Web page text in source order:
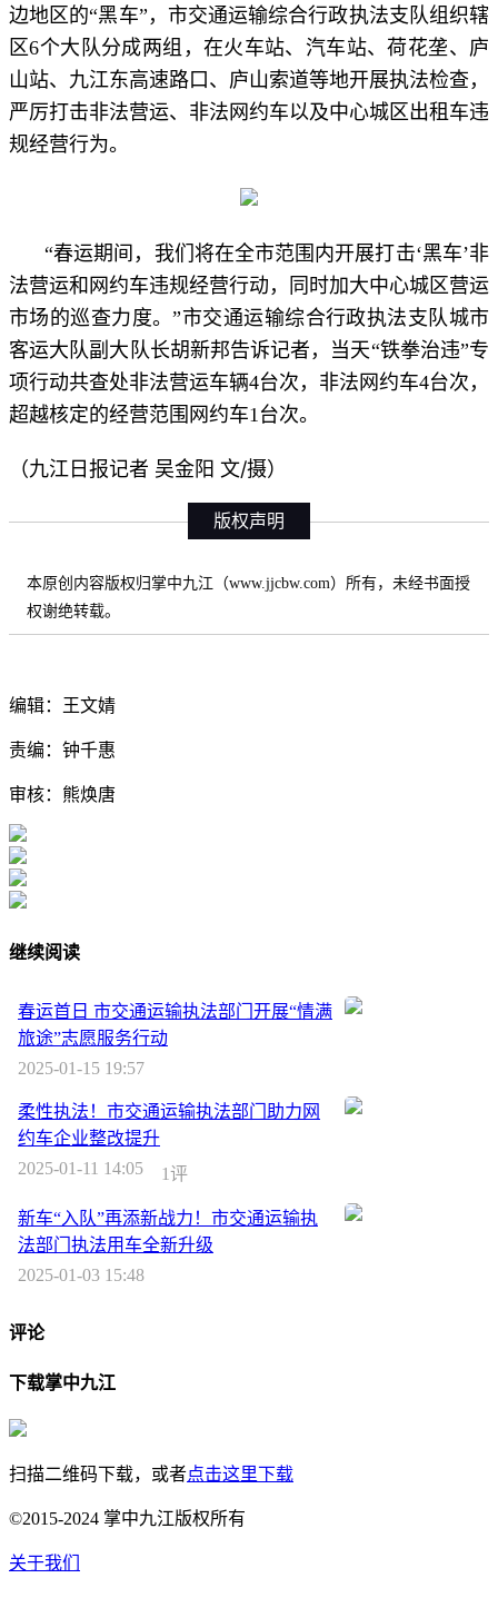
边地区的“黑车”，市交通运输综合行政执法支队组织辖
区6个大队分成两组，在火车站、汽车站、荷花垄、庐
山站、九江东高速路口、庐山索道等地开展执法检查，
严厉打击非法营运、非法网约车以及中心城区出租车违
规经营行为。
“春运期间，我们将在全市范围内开展打击‘黑车’非
法营运和网约车违规经营行动，同时加大中心城区营运
市场的巡查力度。”市交通运输综合行政执法支队城市
客运大队副大队长胡新邦告诉记者，当天“铁拳治违”专
项行动共查处非法营运车辆4台次，非法网约车4台次，
超越核定的经营范围网约车1台次。
（九江日报记者 吴金阳 文/摄）
版权声明
本原创内容版权归掌中九江（www.jjcbw.com）所有，未经书面授
权谢绝转载。
编辑：王文婧
责编：钟千惠
审核：熊焕唐
继续阅读
春运首日 市交通运输执法部门开展“情满
旅途”志愿服务行动
2025-01-15 19:57
柔性执法！市交通运输执法部门助力网
约车企业整改提升
2025-01-11 14:05
1评
新车“入队”再添新战力！市交通运输执
法部门执法用车全新升级
2025-01-03 15:48
评论
下载掌中九江
扫描二维码下载，或者点击这里下载
©2015-2024 掌中九江版权所有
关于我们